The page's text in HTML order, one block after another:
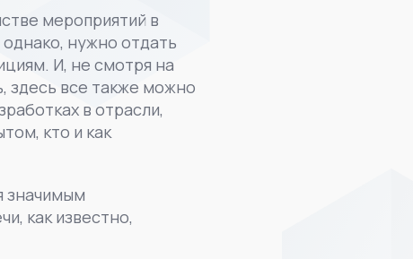
мероприятий в
нужно отдать
И, не смотря на
здесь все также можно
в отрасли,
кто и как
значимым
как известно,